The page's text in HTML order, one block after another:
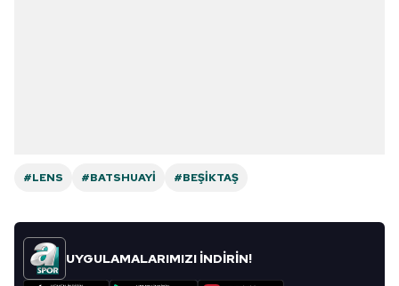
#LENS #BATSHUAYI #BEŞIKTAŞ
UYGULAMALARIMIZI İNDİRİN!